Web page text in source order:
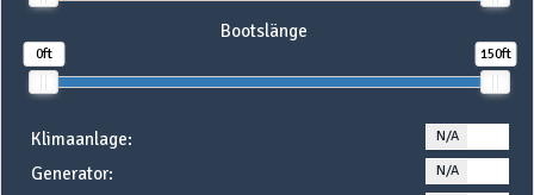
Bootslänge
0ft 150ft
Klimaanlage: N/A
Generator: N/A